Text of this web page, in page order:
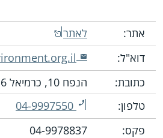
אתר:
לאתר
דוא"ל:
כתובת:
הנפח 10, כרמיאל 2165316
טלפון:
04-9997550
פקס:
04-9978837